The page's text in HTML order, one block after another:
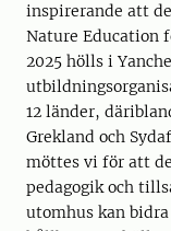
inspirerande att
Nature Education
2025 hölls i
12 länder,
Grekland och
möttes vi för att
pedagogik och
utomhus kan